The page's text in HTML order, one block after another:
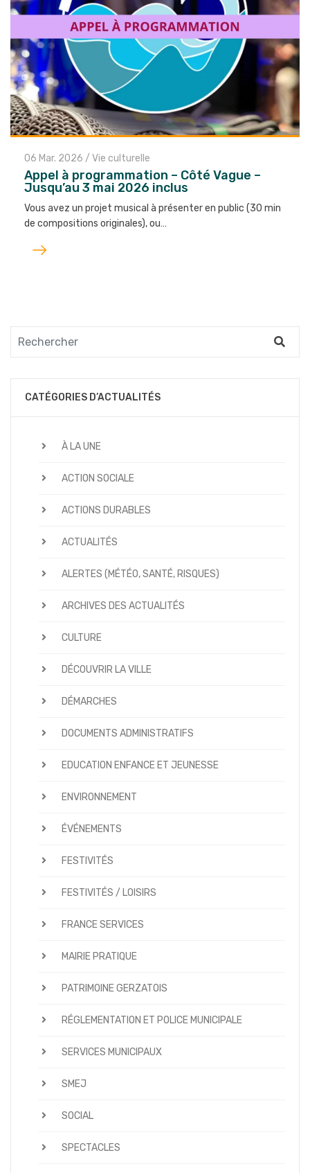
06 Mar. 2026 / Vie culturelle
Appel à programmation – Côté Vague –
Jusqu’au 3 mai 2026 inclus
Vous avez un projet musical à présenter en public (30 min
de compositions originales), ou…
Lire
l'article
CATÉGORIES D’ACTUALITÉS
À LA UNE
ACTION SOCIALE
ACTIONS DURABLES
ACTUALITÉS
ALERTES (MÉTÉO, SANTÉ, RISQUES)
ARCHIVES DES ACTUALITÉS
CULTURE
DÉCOUVRIR LA VILLE
DÉMARCHES
DOCUMENTS ADMINISTRATIFS
EDUCATION ENFANCE ET JEUNESSE
ENVIRONNEMENT
ÉVÉNEMENTS
FESTIVITÉS
FESTIVITÉS / LOISIRS
FRANCE SERVICES
MAIRIE PRATIQUE
PATRIMOINE GERZATOIS
RÉGLEMENTATION ET POLICE MUNICIPALE
SERVICES MUNICIPAUX
SMEJ
SOCIAL
SPECTACLES